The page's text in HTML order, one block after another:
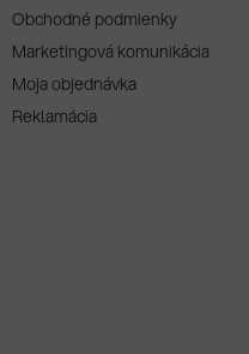
Obchodné podmienky
Marketingová komunikácia
Moja objednávka
Reklamácia